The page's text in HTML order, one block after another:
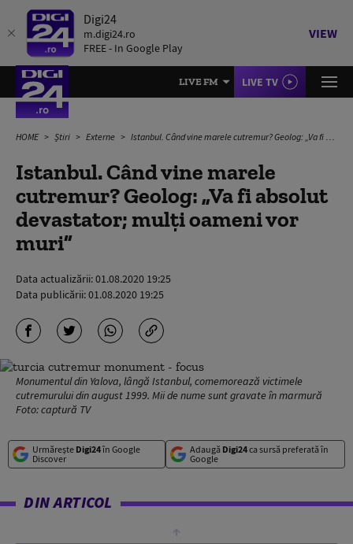
Digi24
m.digi24.ro
FREE - In Google Play
VIEW
LIVE FM LIVE TV
HOME Știri Externe Istanbul. Când vine marele cutremur? Geolog: „Va fi absolut devastator; mulți oameni vor muri”
Istanbul. Când vine marele
cutremur? Geolog: „Va fi absolut
devastator; mulți oameni vor
muri”
Data actualizării:01.08.2020 19:25
Data publicării:01.08.2020 19:25
Monumentul din Yalova, lângă Istanbul, comemorează victimele
cutremurului din august 1999. Mii de nume sunt gravate în marmură
Foto: captură TV
Urmărește Digi24în Google
Discover
Adaugă Digi24ca sursă preferată în
Google
DIN ARTICOL